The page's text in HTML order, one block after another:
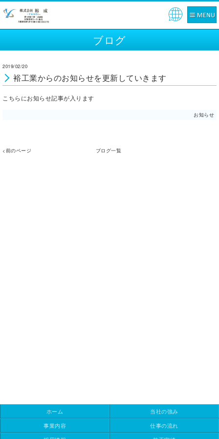
ブログ
2019/02/20
裕工業からのお知らせを更新していきます
こちらにお知らせ記事が入ります
お知らせ
<前のページ ブログ一覧
ホーム
当社の強み
事業内容
仕事の流れ